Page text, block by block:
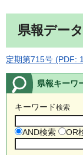
県報デー
定期第715号 (PDF:
県報キーワ
キーワード検索
AND検索 OR